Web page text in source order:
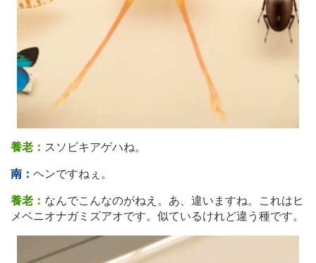
養老： スソビキアゲハね。
南： ヘンですねぇ。
養老： なんでこんなのがねえ。あ、違いますね。これはヒ
メベニオナガミズアオです。似ているけれど違う種です。